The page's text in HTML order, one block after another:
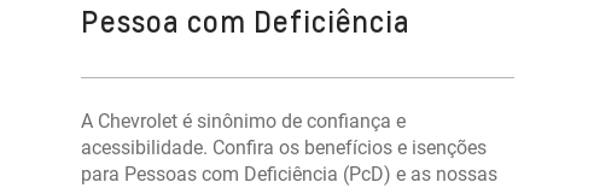
Pessoa com Deficiência
A Chevrolet é sinônimo de confiança e
acessibilidade. Confira os benefícios e isenções
para Pessoas com Deficiência (PcD) e as nossas